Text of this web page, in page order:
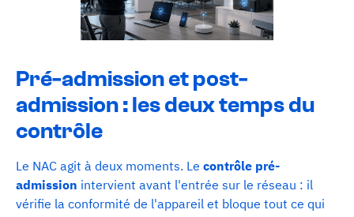
Pré-admission et post-
admission : les deux temps du
contrôle
Le NAC agit à deux moments. Le contrôle pré-
admission intervient avant l'entrée sur le réseau : il
vérifie la conformité de l'appareil et bloque tout ce qui